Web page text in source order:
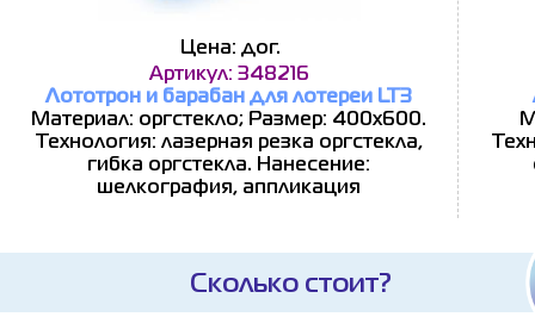
Цена: дог.
Артикул: 348216
Лототрон и барабан для лотереи LT3
Материал: оргстекло; Размер: 400х600.
Технология: лазерная резка оргстекла,
гибка оргстекла. Нанесение:
шелкография, аппликация
Сколько стоит?